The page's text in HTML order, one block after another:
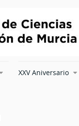
XXV Aniversario